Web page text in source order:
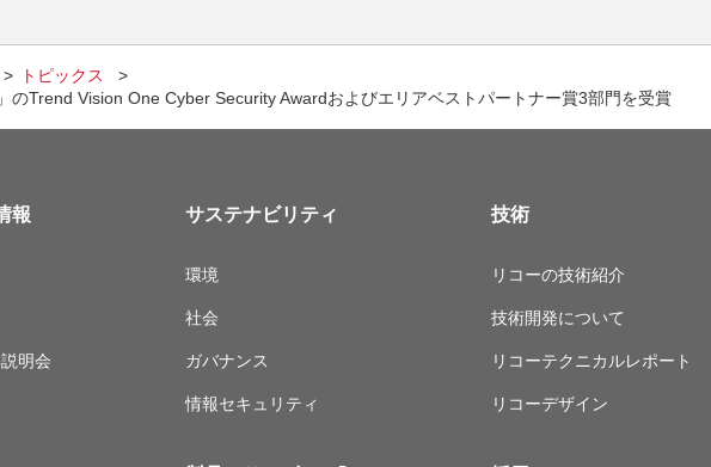
トピックス
のTrend Vision One Cyber Security Awardおよびエリアベストパートナー賞3部門を受賞
報
明会
サステナビリティ
環境
社会
ガバナンス
情報セキュリティ
技術
リコーの技術紹介
技術開発について
リコーテクニカルレポート
リコーデザイン